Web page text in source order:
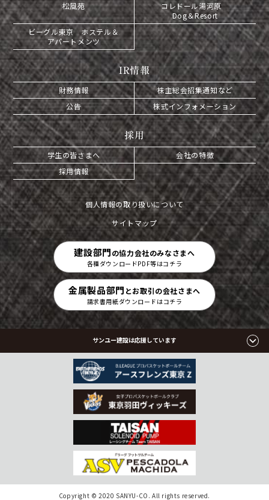
松風苑
コレドール湯河原
Dog＆Resort
ビーグル東京 ホステル＆
アパートメンツ
IR情報
財務情報
株主総会招集通知など
公告
株式インフォメーション
採用
学生の皆さまへ
会社の特徴
採用情報
個人情報の取り扱いについて
サイトマップ
建設部門の協力会社のみなさまへ
各種ダウンロードPDF等はコチラ
金属製品部門 とお取引の会社さまへ
請求書用紙ダウンロードはコチラ
サンユー建設は応援しています
Copyright © 2020 SANYU-CO. All rights reserved.